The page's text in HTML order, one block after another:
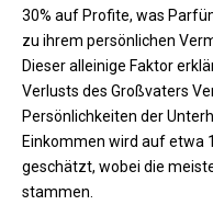
30% auf Profite, was
zu ihrem persönlichen
Dieser alleinige Faktor
Verlusts des Großvaters
Persönlichkeiten der
Einkommen wird auf etwa
geschätzt, wobei die
stammen.